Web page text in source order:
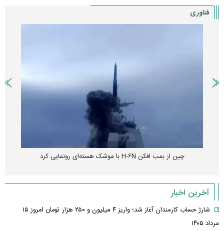
فناوری
چین از بمب افکن H-۶N با موشک هسته‌ای رونمایی کرد
آخرین اخبار
شارژ حساب کارمندان آغاز شد؛ واریز ۴ میلیون و ۲۵۰ هزار تومان امروز ۱۵
مرداد ۱۴۰۵